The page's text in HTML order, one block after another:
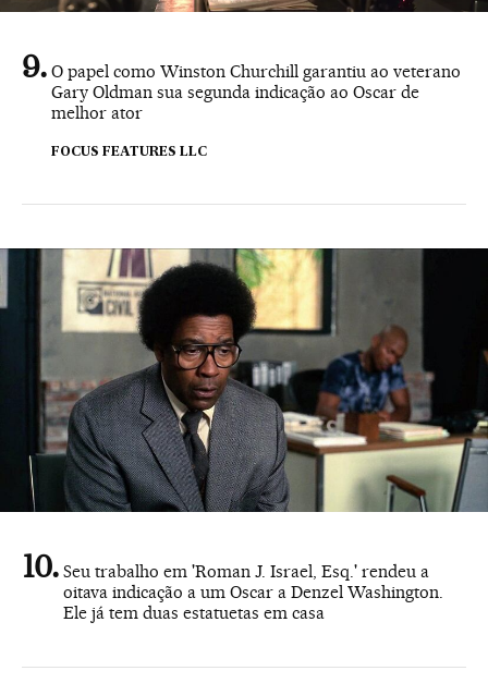
O papel como Winston Churchill garantiu ao veterano
Gary Oldman sua segunda indicação ao Oscar de
melhor ator
FOCUS FEATURES LLC
Seu trabalho em 'Roman J. Israel, Esq.' rendeu a
oitava indicação a um Oscar a Denzel Washington.
Ele já tem duas estatuetas em casa